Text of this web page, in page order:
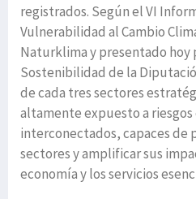
registrados. Según el VI
Vulnerabilidad al Cambio
Naturklima y presentado
Sostenibilidad de la
de cada tres sectores
altamente expuesto a
interconectados, capaces de
sectores y amplificar sus
economía y los servicios